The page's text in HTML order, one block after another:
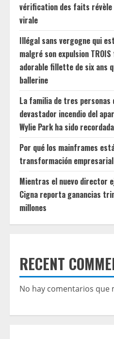
vérification des faits
virale
Illégal sans vergogne qui
malgré son expulsion
adorable fillette de six ans
ballerine
La familia de tres personas
devastador incendio del
Wylie Park ha sido
Por qué los mainframes
transformación empresarial
Mientras el nuevo director
Cigna reporta ganancias
millones
RECENT
No hay comentarios que